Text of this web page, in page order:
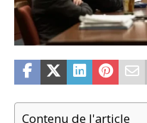
Contenu de l'article